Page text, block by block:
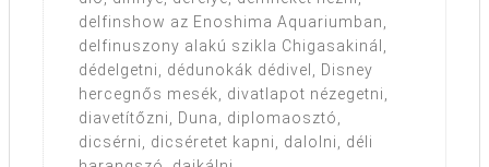
delfinshow az Enoshima Aquariumban,
delfinuszony alakú szikla Chigasakinál,
dédelgetni, dédunokák dédivel, Disney
hercegnős mesék, divatlapot nézegetni,
diavetítőzni, Duna, diplomaosztó,
dicsérni, dicséretet kapni, dalolni, déli